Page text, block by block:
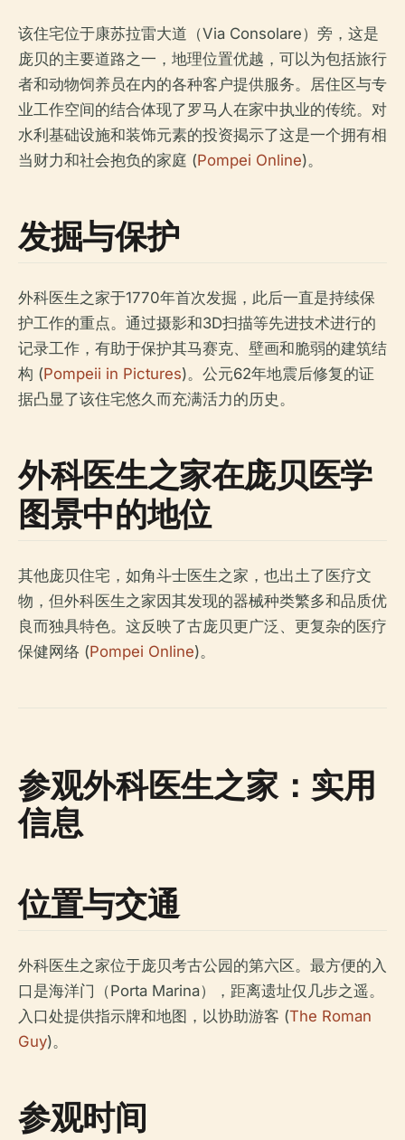
该住宅位于康苏拉雷大道（Via Consolare）旁，这是
庞贝的主要道路之一，地理位置优越，可以为包括旅行
者和动物饲养员在内的各种客户提供服务。居住区与专
业工作空间的结合体现了罗马人在家中执业的传统。对
水利基础设施和装饰元素的投资揭示了这是一个拥有相
当财力和社会抱负的家庭 (Pompei Online)。
发掘与保护
外科医生之家于1770年首次发掘，此后一直是持续保
护工作的重点。通过摄影和3D扫描等先进技术进行的
记录工作，有助于保护其马赛克、壁画和脆弱的建筑结
构 (Pompeii in Pictures)。公元62年地震后修复的证
据凸显了该住宅悠久而充满活力的历史。
外科医生之家在庞贝医学
图景中的地位
其他庞贝住宅，如角斗士医生之家，也出土了医疗文
物，但外科医生之家因其发现的器械种类繁多和品质优
良而独具特色。这反映了古庞贝更广泛、更复杂的医疗
保健网络 (Pompei Online)。
参观外科医生之家：实用
信息
位置与交通
外科医生之家位于庞贝考古公园的第六区。最方便的入
口是海洋门（Porta Marina），距离遗址仅几步之遥。
入口处提供指示牌和地图，以协助游客 (The Roman
Guy)。
参观时间